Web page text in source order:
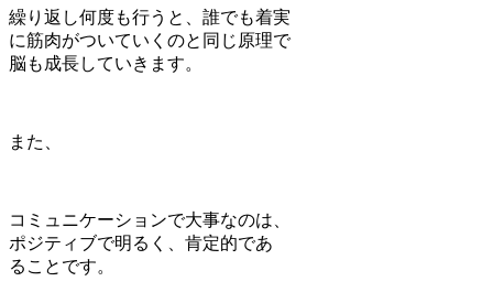
繰り返し何度も行うと、誰でも着実
に筋肉がついていくのと同じ原理で
脳も成長していきます。
また、
コミュニケーションで大事なのは、
ポジティブで明るく、肯定的であ
ることです。